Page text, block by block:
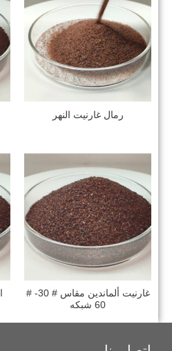
رمال غارنيت النهر
غارنيت ألماندين مقاس # 30- #
60 شبكه